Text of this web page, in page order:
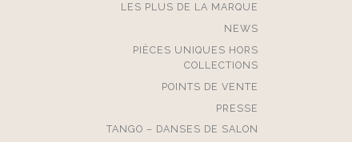
LES PLUS DE LA MARQUE
NEWS
PIÈCES UNIQUES HORS
COLLECTIONS
POINTS DE VENTE
PRESSE
TANGO – DANSES DE SALON